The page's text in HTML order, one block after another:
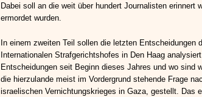
Dabei soll an die weit über hundert Journalisten erinnert
ermordet wurden.
In einem zweiten Teil sollen die letzten Entscheidungen
Internationalen Strafgerichtshofes in Den Haag
Entscheidungen seit Beginn dieses Jahres und wo sind
die hierzulande meist im Vordergrund stehende Frage
israelischen Vernichtungskrieges in Gaza, gestellt. Das